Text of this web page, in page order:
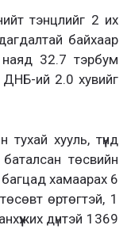
тэнцлийг 2 их
байхаар
наяд 32.7 тэрбум
ДНБ-ий 2.0 хувийг
хууль, түүнд
төсвийн
хамаарах 6
өртөгтэй, 1
дүнтэй 1369